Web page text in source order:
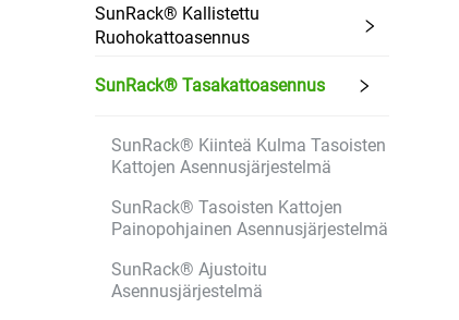
SunRack® Kallistettu
Ruohokattoasennus
SunRack® Tasakattoasennus
SunRack® Kiinteä Kulma Tasoisten
Kattojen Asennusjärjestelmä
SunRack® Tasoisten Kattojen
Painopohjainen Asennusjärjestelmä
SunRack® Ajustoitu
Asennusjärjestelmä